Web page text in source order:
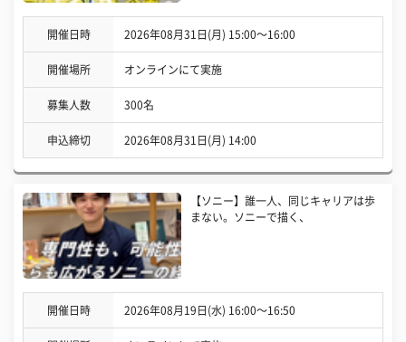
開催日時 2026年08月31日(月) 15:00〜16:00
開催場所 オンラインにて実施
募集人数 300名
申込締切 2026年08月31日(月) 14:00
【ソニー】誰一人、同じキャリアは歩
まない。ソニーで描く、
開催日時 2026年08月19日(水) 16:00〜16:50